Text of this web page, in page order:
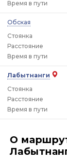
Время в пути
Обская
Стоянка
Расстояние
Время в пути
Лабытнанги
Стоянка
Расстояние
Время в пути
О